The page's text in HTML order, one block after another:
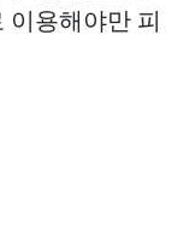
이용해야만 피